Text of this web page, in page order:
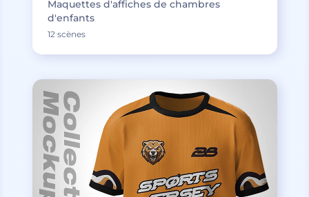
Maquettes d'affiches de chambres
d'enfants
12 scènes